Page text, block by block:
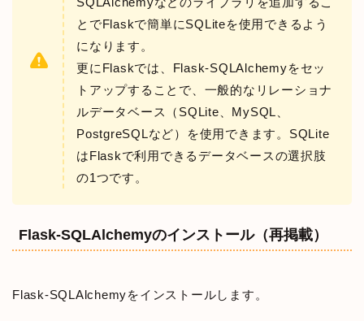
とでFlaskで簡単にSQLiteを使用できるよう
になります。
更にFlaskでは、Flask-SQLAlchemyをセッ
トアップすることで、一般的なリレーショナ
ルデータベース（SQLite、MySQL、
PostgreSQLなど）を使用できます。SQLite
はFlaskで利用できるデータベースの選択肢
の1つです。
Flask-SQLAlchemyのインストール（再掲載）
Flask-SQLAlchemyをインストールします。